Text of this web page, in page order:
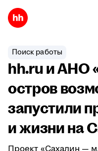
Поиск работы
hh.ru и АНО
остров
запустили
и жизни на